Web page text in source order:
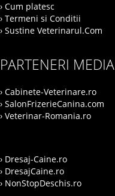
› Cum platesc
› Termeni si Conditii
› Sustine Veterinarul.Com
PARTENERI MEDIA
› Cabinete-Veterinare.ro
› SalonFrizerieCanina.com
› Veterinar-Romania.ro
› Dresaj-Caine.ro
› DresajCaine.ro
› NonStopDeschis.ro